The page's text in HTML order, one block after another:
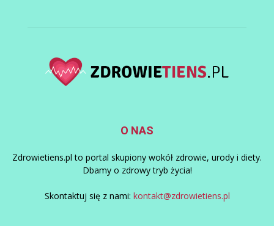
O NAS
Zdrowietiens.pl to portal skupiony wokół zdrowie, urody i diety.
Dbamy o zdrowy tryb życia!
Skontaktuj się z nami: kontakt@zdrowietiens.pl